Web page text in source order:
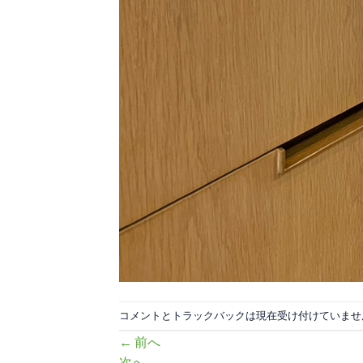
コメントとトラックバックは現在受け付けていま
← 前へ